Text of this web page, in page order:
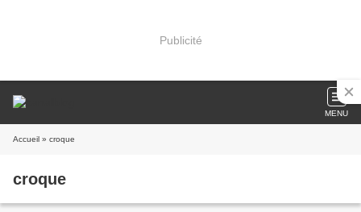
Publicité
MENU
Accueil » croque
croque